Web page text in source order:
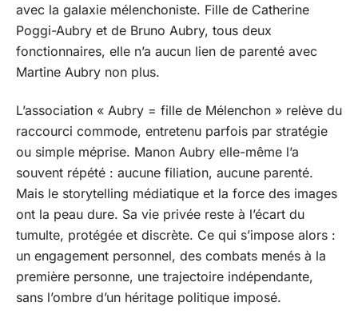
avec la galaxie mélenchoniste. Fille de Catherine
Poggi-Aubry et de Bruno Aubry, tous deux
fonctionnaires, elle n’a aucun lien de parenté avec
Martine Aubry non plus.
L’association « Aubry = fille de Mélenchon » relève du
raccourci commode, entretenu parfois par stratégie
ou simple méprise. Manon Aubry elle-même l’a
souvent répété : aucune filiation, aucune parenté.
Mais le storytelling médiatique et la force des images
ont la peau dure. Sa vie privée reste à l’écart du
tumulte, protégée et discrète. Ce qui s’impose alors :
un engagement personnel, des combats menés à la
première personne, une trajectoire indépendante,
sans l’ombre d’un héritage politique imposé.